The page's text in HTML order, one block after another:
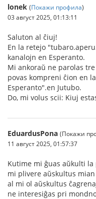
lonek (Покажи профила)
03 август 2025, 01:13:11
Saluton al ĉiuj!
En la retejo
kanalojn en Esperanto.
Mi ankoraŭ ne parolas
povas kompreni ĉion en
Esperanto".en Jutubo.
Do, mi volus scii: Kiuj
EduardusPona (Покажи
11 август 2025, 01:57:37
Kutime mi ĝuas aŭkulti la
mi plivere aŭskultus
al mi ol aŭskultus
ne interesiĝas pri